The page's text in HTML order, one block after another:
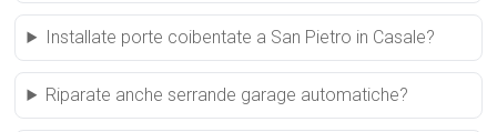
Installate porte coibentate a San Pietro in Casale?
Riparate anche serrande garage automatiche?